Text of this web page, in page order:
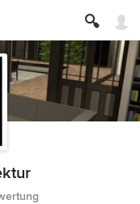
5 von 5 Sternen